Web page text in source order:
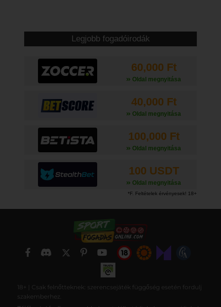
Legjobb fogadóirodák
60,000 Ft
Oldal megnyitása
40,000 Ft
Oldal megnyitása
100,000 Ft
Oldal megnyitása
100 USDT
Oldal megnyitása
18+ | Csak felnőtteknek: szerencsejáték függőség esetén fordulj
szakemberhez.